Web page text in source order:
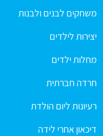
משחקים לבנים ולבנות
יצירות לילדים
מחלות ילדים
חרדה חברתית
רעיונות ליום הולדת
דיכאון אחרי לידה